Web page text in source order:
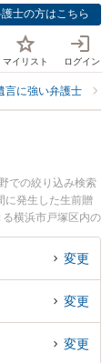
士の方はこちら
マイリスト ログイン
言に強い弁護士
での絞り込み検索
に発生した生前贈
横浜市戸塚区内の
変更
変更
変更